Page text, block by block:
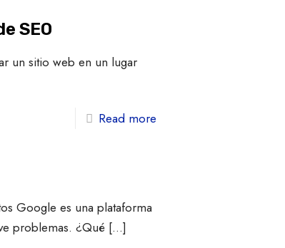
SEO
un sitio web en un lugar
Read more
Google es una plataforma
problemas. ¿Qué […]